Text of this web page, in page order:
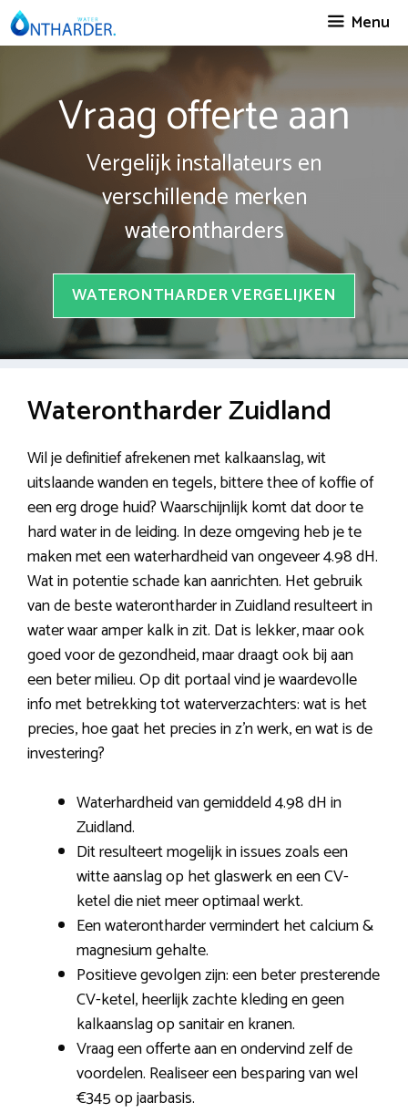
Spring
naar
Menu
Vraag offerte aan
Vergelijk installateurs en
verschillende merken
waterontharders
WATERONTHARDER VERGELIJKEN
Waterontharder Zuidland
Wil je definitief afrekenen met kalkaanslag, wit
uitslaande wanden en tegels, bittere thee of koffie of
een erg droge huid? Waarschijnlijk komt dat door te
hard water in de leiding. In deze omgeving heb je te
maken met een waterhardheid van ongeveer 4.98 dH.
Wat in potentie schade kan aanrichten. Het gebruik
van de beste waterontharder in Zuidland resulteert in
water waar amper kalk in zit. Dat is lekker, maar ook
goed voor de gezondheid, maar draagt ook bij aan
een beter milieu. Op dit portaal vind je waardevolle
info met betrekking tot waterverzachters: wat is het
precies, hoe gaat het precies in z’n werk, en wat is de
investering?
Waterhardheid van gemiddeld 4.98 dH in
Zuidland.
Dit resulteert mogelijk in issues zoals een
witte aanslag op het glaswerk en een CV-
ketel die niet meer optimaal werkt.
Een waterontharder vermindert het calcium &
magnesium gehalte.
Positieve gevolgen zijn: een beter presterende
CV-ketel, heerlijk zachte kleding en geen
kalkaanslag op sanitair en kranen.
Vraag een offerte aan en ondervind zelf de
voordelen. Realiseer een besparing van wel
€345 op jaarbasis.